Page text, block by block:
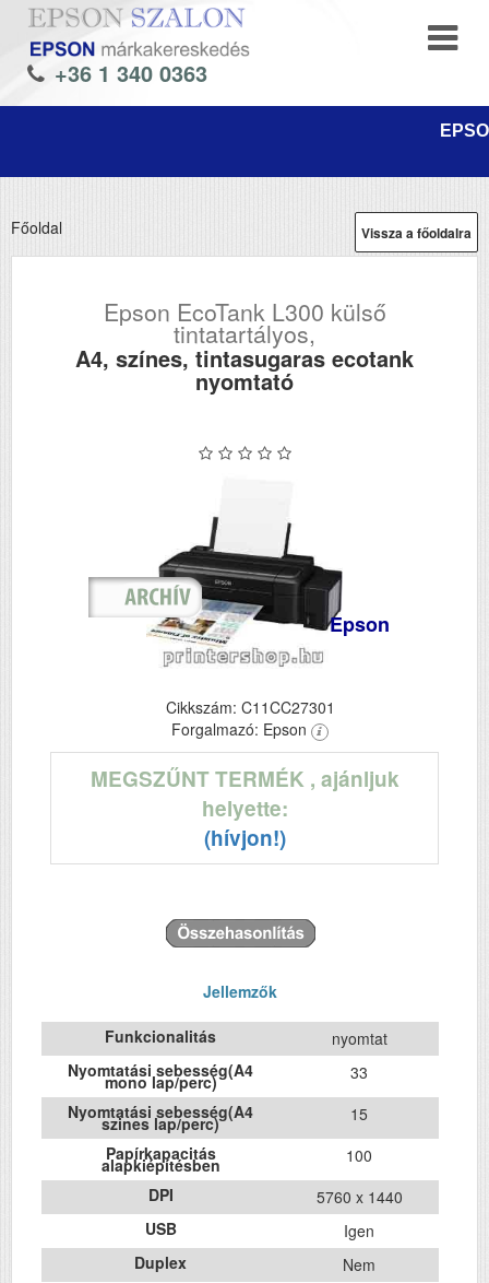
+36 1 340 0363
Vissza a főoldalra
Főoldal
Epson EcoTank L300 külső
tintatartályos,
A4, színes, tintasugaras ecotank
nyomtató
Epson
Cikkszám: C11CC27301
Forgalmazó: Epson
MEGSZŰNT TERMÉK , ajánljuk
helyette:
(hívjon!)
Jellemzők
Funkcionalitás
nyomtat
Nyomtatási sebesség(A4
mono lap/perc)
33
Nyomtatási sebesség(A4
szines lap/perc)
15
Papírkapacitás
alapkiépítésben
100
DPI
5760 x 1440
USB
Igen
Duplex
Nem